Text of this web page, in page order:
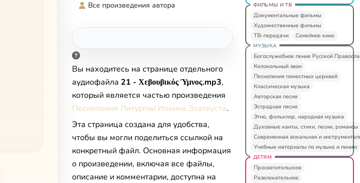
Все произведения автора
Вы находитесь на странице отдельного
аудиофайла 21 - Χεβουβικός Ύμνος.mp3,
который является частью произведения
Песнопения Литургии Иоанна Златоуста.
Эта страница создана для удобства,
чтобы вы могли поделиться ссылкой на
конкретный файл. Основная информация
о произведении, включая все файлы,
описание и комментарии, доступна на
ФИЛЬМЫ И ТВ
Документальные фильмы
Художественные фильмы
ТВ-передачи
Семейное кино
МУЗЫКА
Богослужебное пение Русской
Колокольный звон
Песнопения поместных церквей
Классическая музыка
Авторская песня
Эстрадная песня
Этно, фольклор, народная музыка
Духовные канты, стихи, песни, романсы
Современная вокальная и
Учебные материалы по музыке и пению
ДЕТЯМ
Просветительское
Развлекательное